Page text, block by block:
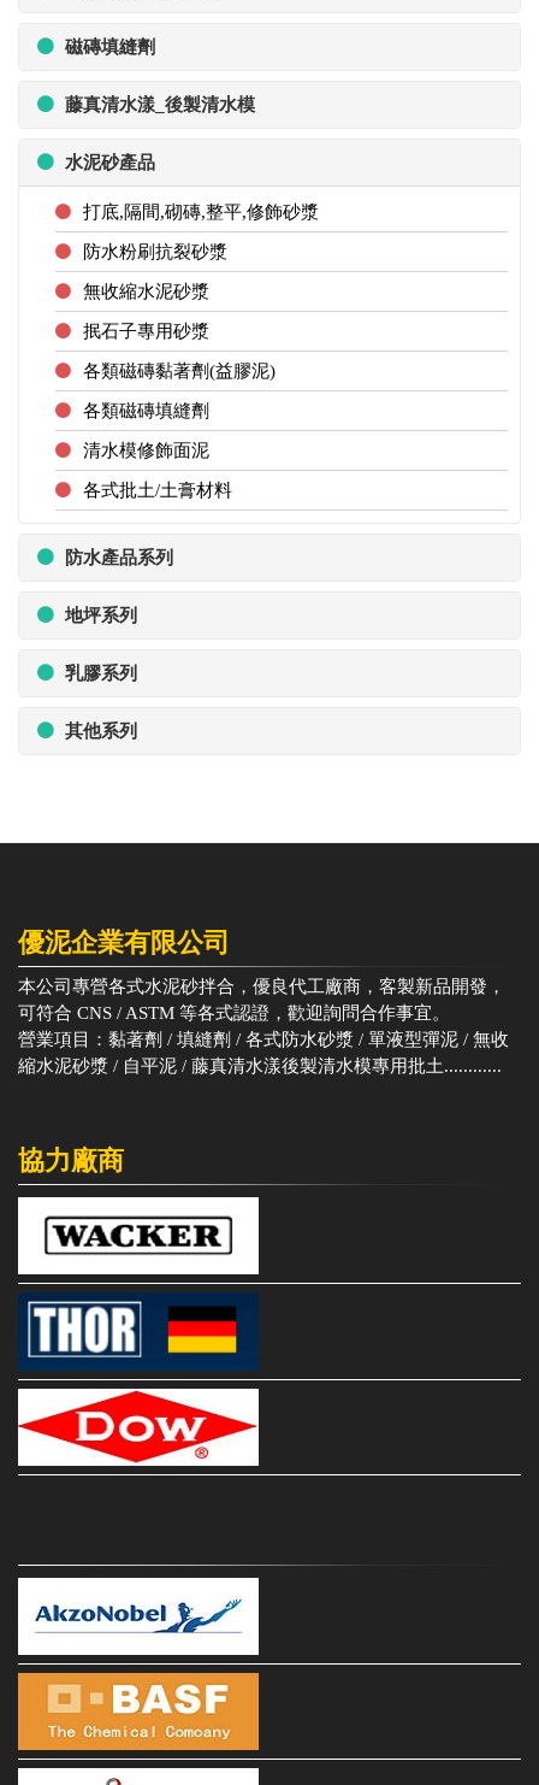
磁磚填縫劑
藤真清水漾_後製清水模
水泥砂產品
打底,隔間,砌磚,整平,修飾砂漿
防水粉刷抗裂砂漿
無收縮水泥砂漿
抿石子專用砂漿
各類磁磚黏著劑(益膠泥)
各類磁磚填縫劑
清水模修飾面泥
各式批土/土膏材料
防水產品系列
地坪系列
乳膠系列
其他系列
優泥企業有限公司
本公司專營各式水泥砂拌合，優良代工廠商，客製新品開發，
可符合 CNS / ASTM 等各式認證，歡迎詢問合作事宜。
營業項目：黏著劑 / 填縫劑 / 各式防水砂漿 / 單液型彈泥 / 無收
縮水泥砂漿 / 自平泥 / 藤真清水漾後製清水模專用批土............
協力廠商